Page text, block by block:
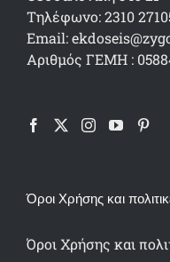
Τηλέφωνο: 2310
Email:
Αριθμός ΓΕΜΗ :
Όροι Χρήσης και
Όροι Χρήσης και